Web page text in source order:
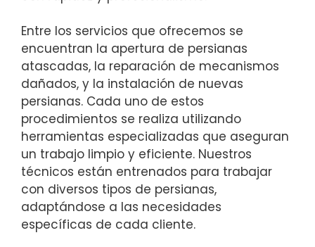
Entre los servicios que ofrecemos se
encuentran la apertura de persianas
atascadas, la reparación de mecanismos
dañados, y la instalación de nuevas
persianas. Cada uno de estos
procedimientos se realiza utilizando
herramientas especializadas que aseguran
un trabajo limpio y eficiente. Nuestros
técnicos están entrenados para trabajar
con diversos tipos de persianas,
adaptándose a las necesidades
específicas de cada cliente.